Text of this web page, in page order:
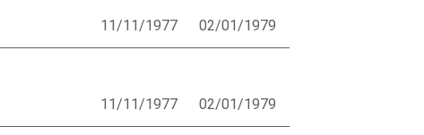
11/11/1977 02/01/1979
11/11/1977 02/01/1979